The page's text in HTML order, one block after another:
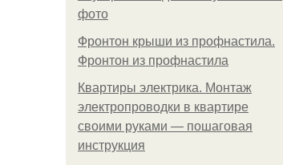
фото
Фронтон крыши из профнастила.
Фронтон из профнастила
Квартиры электрика. Монтаж
электропроводки в квартире
своими руками — пошаговая
инструкция